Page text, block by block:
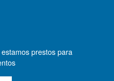
prestos para